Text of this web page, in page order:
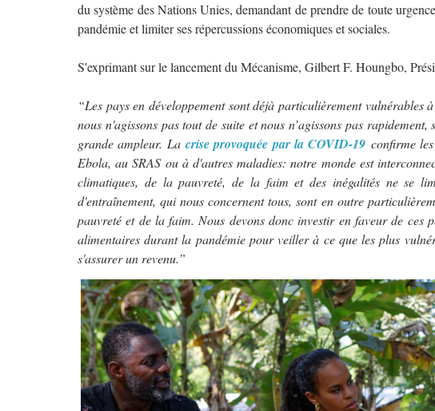
du système des Nations Unies, demandant de prendre de toute
pandémie et limiter ses répercussions économiques et sociales.
S'exprimant sur le lancement du Mécanisme, Gilbert F. Houngbo,
“Les pays en développement sont déjà particulièrement
nous n'agissons pas tout de suite et nous n’agissons pas
grande ampleur. Lacrise provoquée par la COVID-19 confirme
Ebola, au SRAS ou à d'autres maladies: notre monde est
climatiques, de la pauvreté, de la faim et des inégalités ne se
d'entraînement, qui nous concernent tous, sont en outre
pauvreté et de la faim. Nous devons donc investir en faveur de ces
alimentaires durant la pandémie pour veiller à ce que les plus
s'assurer un revenu.”